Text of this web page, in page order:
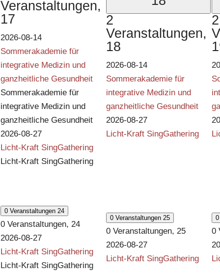
Veranstaltungen,
17
2026-08-14
Sommerakademie für
integrative Medizin und
ganzheitliche Gesundheit
Sommerakademie für
integrative Medizin und
ganzheitliche Gesundheit
2026-08-27
Licht-Kraft SingGathering
Licht-Kraft SingGathering
2
Veranstaltungen,
18
2026-08-14
Sommerakademie für
integrative Medizin und
ganzheitliche Gesundheit
2026-08-27
Licht-Kraft SingGathering
2
0 Veranstaltungen 24
0 Veranstaltungen, 24
2026-08-27
Licht-Kraft SingGathering
Licht-Kraft SingGathering
0 Veranstaltungen 25
0 Veranstaltungen, 25
2026-08-27
Licht-Kraft SingGathering
0